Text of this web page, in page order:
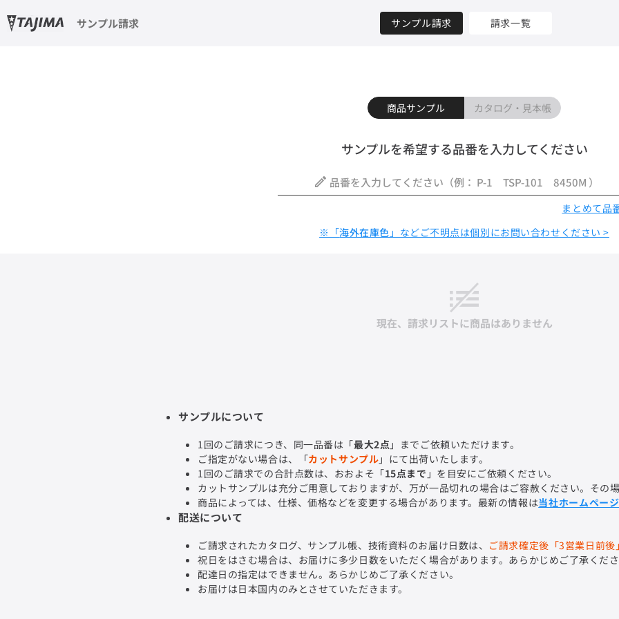
サンプル請求 サンプル請求 請求一覧
商品サンプル カタログ・見本帳
サンプルを希望する品番を入力してください
まとめて品
※「海外在庫色 」などご不明点は個別にお問い合わせください >
現在、請求リストに商品はありません
サンプルについて
1回のご請求につき、同一品番は「最大2点 」までご依頼いただけます。
ご指定がない場合は、「カットサンプル」にて出荷いたします。
1回のご請求での合計点数は、おおよそ「15点まで 」を目安にご依頼ください。
カットサンプルは充分ご用意しておりますが、万が一品切れの場合はご容赦ください。その
商品によっては、仕様、価格などを変更する場合があります。最新の情報は当社ホームペー
配送について
ご請求されたカタログ、サンプル帳、技術資料のお届け日数は、 ご請求確定後「3営業日前後」
祝日をはさむ場合は、お届けに多少日数をいただく場合があります。あらかじめご了承くださ
配達日の指定はできません。あらかじめご了承ください。
お届けは日本国内のみとさせていただきます。